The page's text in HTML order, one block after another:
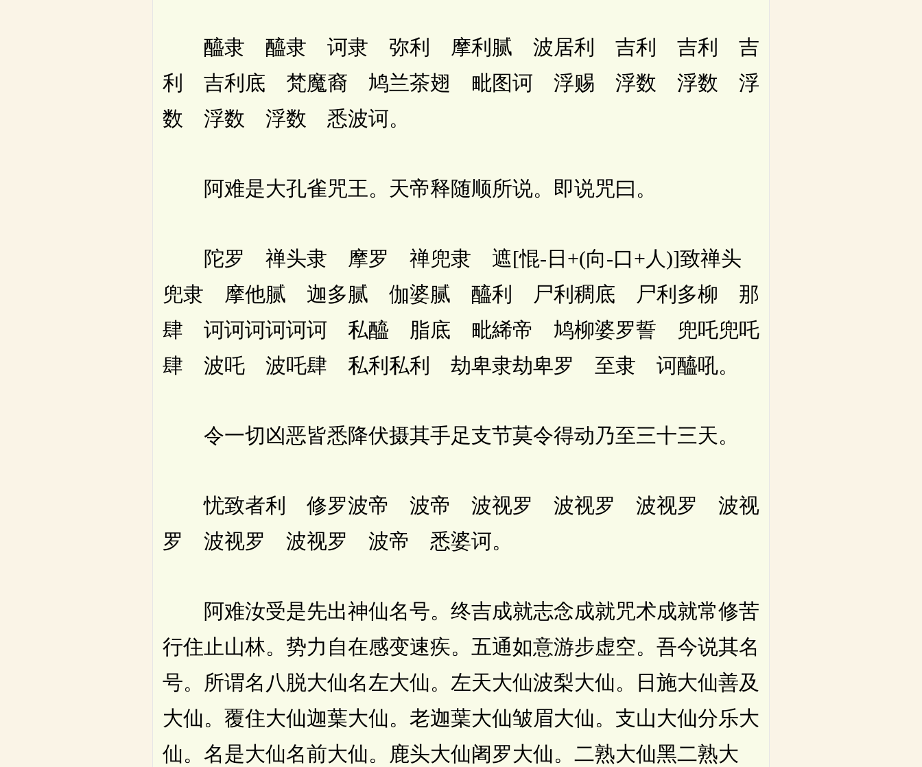
醯隶 醯隶 诃隶 弥利 摩利腻 波居利 吉利 吉利 吉
利 吉利底 梵魔裔 鸠兰茶翅 毗图诃 浮赐 浮数 浮数 浮
数 浮数 浮数 悉波诃。
阿难是大孔雀咒王。天帝释随顺所说。即说咒曰。
陀罗 禅头隶 摩罗 禅兜隶 遮[惃-日+(向-口+人)]致禅头
兜隶 摩他腻 迦多腻 伽婆腻 醯利 尸利稠底 尸利多柳 那
肆 诃诃诃诃诃诃 私醯 脂底 毗絺帝 鸠柳婆罗誓 兜吒兜吒
肆 波吒 波吒肆 私利私利 劫卑隶劫卑罗 至隶 诃醯吼。
令一切凶恶皆悉降伏摄其手足支节莫令得动乃至三十三天。
忧致者利 修罗波帝 波帝 波视罗 波视罗 波视罗 波视
罗 波视罗 波视罗 波帝 悉婆诃。
阿难汝受是先出神仙名号。终吉成就志念成就咒术成就常修苦
行住止山林。势力自在感变速疾。五通如意游步虚空。吾今说其名
号。所谓名八脱大仙名左大仙。左天大仙波梨大仙。日施大仙善及
大仙。覆住大仙迦葉大仙。老迦葉大仙皱眉大仙。支山大仙分乐大
仙。名是大仙名前大仙。鹿头大仙阇罗大仙。二熟大仙黑二熟大